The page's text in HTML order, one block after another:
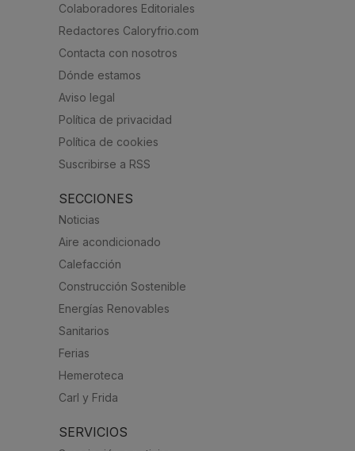
Colaboradores Editoriales
Redactores Caloryfrio.com
Contacta con nosotros
Dónde estamos
Aviso legal
Política de privacidad
Política de cookies
Suscribirse a RSS
SECCIONES
Noticias
Aire acondicionado
Calefacción
Construcción Sostenible
Energías Renovables
Sanitarios
Ferias
Hemeroteca
Carl y Frida
SERVICIOS